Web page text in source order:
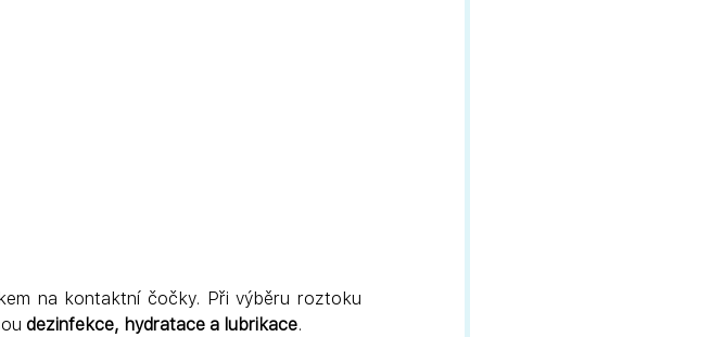
na kontaktní čočky. Při výběru roztoku
dezinfekce, hydratace a lubrikace.